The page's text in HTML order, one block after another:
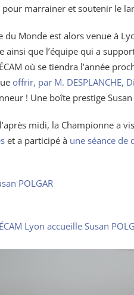
pour marrainer et soutenir le
du Monde est alors venue à
ainsi que l’équipe qui a
où se tiendra l’année
offrir, par M. DESPLANCHE,
! Une boîte prestige Susan
midi, la Championne a
et a participé à une séance de
POLGAR
Lyon accueille Susan